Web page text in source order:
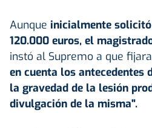
Aunque inicialmente
120.000 euros, el
instó al Supremo a que
en cuenta los antecedentes
la gravedad de la lesión
divulgación de la misma".